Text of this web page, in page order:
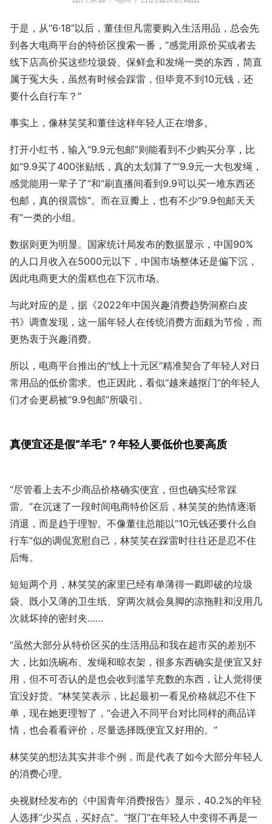
于是，从“6·18”以后，董佳但凡需要购入生活用品，总会先
到各大电商平台的特价区搜索一番，“感觉用原价买或者去
线下店高价买这些垃圾袋、保鲜盒和发绳一类的东西，简直
属于冤大头，虽然有时候会踩雷，但毕竟不到10元钱，还
要什么自行车？”
事实上，像林笑笑和董佳这样年轻人正在增多。
打开小红书，输入“9.9元包邮”则能看到不少购买分享，比
如“9.9买了400张贴纸，真的太划算了”“9.9元一大包发绳，
感觉能用一辈子了”和“刷直播间看到9.9可以买一堆东西还
包邮，真的很震惊”。而在豆瓣上，也有不少“9.9包邮天天
有”一类的小组。
数据则更为明显。国家统计局发布的数据显示，中国90%
的人口月收入在5000元以下，中国市场整体还是偏下沉，
因此电商更大的蛋糕也在下沉市场。
与此对应的是，据《2022年中国兴趣消费趋势洞察白皮
书》调查发现，这一届年轻人在传统消费方面颇为节俭，而
更热衷于兴趣消费。
所以，电商平台推出的“线上十元区”精准契合了年轻人对日
常用品的低价需求。也正因此，看似“越来越抠门”的年轻人
们才会更易被“9.9包邮”所吸引。
真便宜还是假“羊毛”？年轻人要低价也要高质
“尽管看上去不少商品价格确实便宜，但也确实经常踩
雷。”在沉迷了一段时间电商特价区后，林笑笑的热情逐渐
消退，而是趋于理智。不像董佳总能以“10元钱还要什么自
行车”似的调侃宽慰自己，林笑笑在踩雷时往往还是忍不住
后悔。
短短两个月，林笑笑的家里已经有单薄得一戳即破的垃圾
袋、既小又薄的卫生纸、穿两次就会臭脚的凉拖鞋和没用几
次就坏掉的密封夹……
“虽然大部分从特价区买的生活用品和我在超市买的差别不
大，比如洗碗布、发绳和晾衣架，很多东西确实是便宜又好
用，但不可否认的是也会收到滥竽充数的东西，让人觉得便
宜没好货。”林笑笑表示，比起最初一看见价格就忍不住下
单，现在她更理智了，“会进入不同平台对比同样的商品详
情，也会看看评价，尽量选择既便宜又好用的。”
林笑笑的想法其实并非个例，而是代表了如今大部分年轻人
的消费心理。
央视财经发布的《中国青年消费报告》显示，40.2%的年轻
人选择“少买点，买好点”。“抠门”在年轻人中变得不再是一